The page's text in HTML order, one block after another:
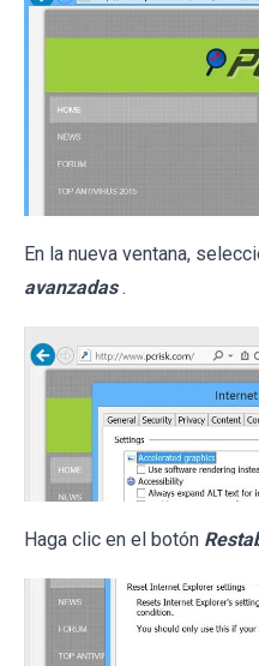
En la nueva ventana,
avanzadas .
Haga clic en el botón